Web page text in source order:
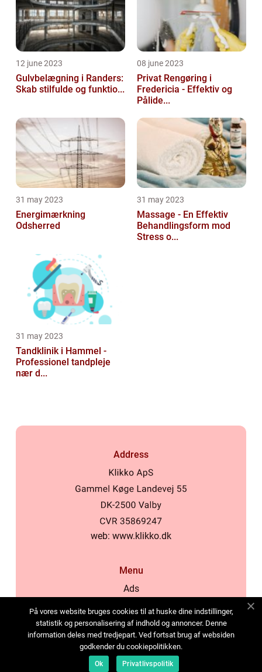
12 june 2023
Gulvbelægning i Randers:
Skab stilfulde og funktio...
08 june 2023
Privat Rengøring i
Fredericia - Effektiv og
Pålide...
31 may 2023
Energimærkning
Odsherred
31 may 2023
Massage - En Effektiv
Behandlingsform mod
Stress o...
31 may 2023
Tandklinik i Hammel -
Professionel tandpleje
nær d...
Address
web: www.klikko.dk
Menu
Ads
Cookies
Contact
Sitemap
På vores website bruges cookies til at huske dine indstillinger,
statistik og personalisering af indhold og annoncer. Denne
information deles med tredjepart. Ved fortsat brug af websiden
godkender du cookiepolitikken.
Ok Privatlivspolitik